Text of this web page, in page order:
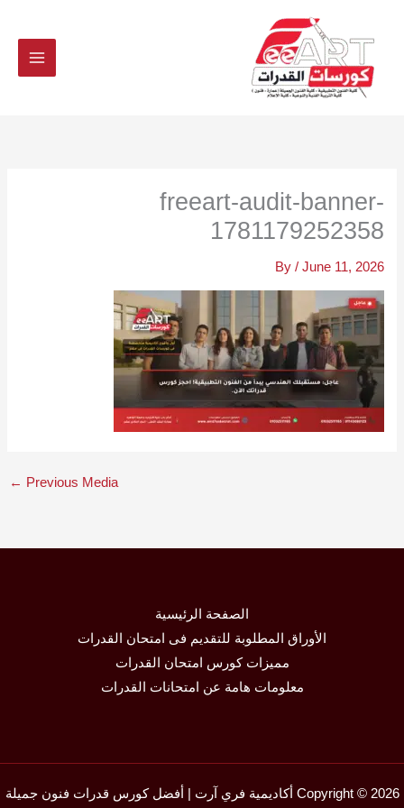
freeart-audit-banner-
1781179252358
By / June 11, 2026
← Previous Media
الصفحة الرئيسية
الأوراق المطلوبة للتقديم فى امتحان القدرات
مميزات كورس امتحان القدرات
معلومات هامة عن امتحانات القدرات
Copyright © 2026 أكاديمية فري آرت | أفضل كورس قدرات فنون جميلة